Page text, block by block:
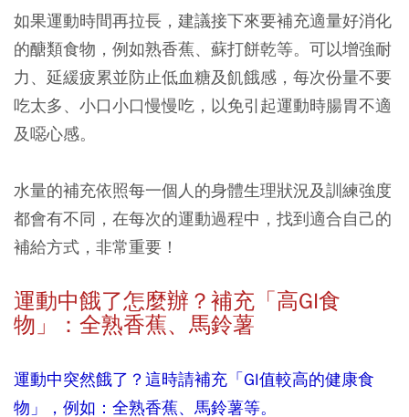
如果運動時間再拉長，建議接下來要補充適量好消化
的醣類食物，例如熟香蕉、蘇打餅乾等。可以增強耐
力、延緩疲累並防止低血糖及飢餓感，每次份量不要
吃太多、小口小口慢慢吃，以免引起運動時腸胃不適
及噁心感。
水量的補充依照每一個人的身體生理狀況及訓練強度
都會有不同，在每次的運動過程中，找到適合自己的
補給方式，非常重要！
運動中餓了怎麼辦？補充「高GI食
物」：全熟香蕉、馬鈴薯
運動中突然餓了？這時請補充「GI值較高的健康食
物」，例如：全熟香蕉、馬鈴薯等。